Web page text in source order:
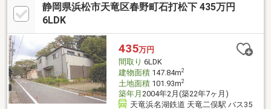
静岡県浜松市天竜区春野町石打松下 435万円
6LDK
435万円
間取り 6LDK
建物面積147.84m2
土地面積101.93m2
築年月 2004年2月(築22年7ヶ月)
天竜浜名湖鉄道 天竜二俣駅 バス35